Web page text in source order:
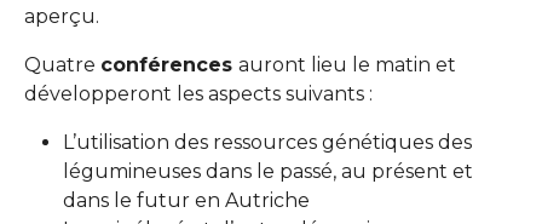
aperçu.
Quatre conférences auront lieu le matin et
développeront les aspects suivants :
L’utilisation des ressources génétiques des
légumineuses dans le passé, au présent et
dans le futur en Autriche